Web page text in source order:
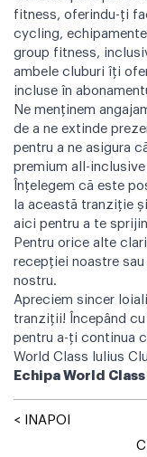
fitness, oferindu-ți
cycling,
group fitness,
ambele cluburi îți
incluse în
Ne menținem
de a ne extinde
pentru a ne asigura
premium all-
Înțelegem că este
la această tranziție
aici pentru a te
Pentru orice alte
recepției noastre
nostru.
Apreciem sincer
tranziții! Începând
pentru a-ți continua
World Class Iulius
Echipa World
< INAPOI